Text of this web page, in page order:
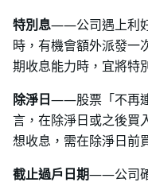
特別息——公司遇上利好
時，有機會額外派發一
期收息能力時，宜將特
除淨日 ——股票「不再
言，在除淨日或之後買
想收息，需在除淨日前
截止過戶日期——公司確